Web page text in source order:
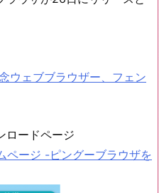
ウェブブラウザー、フェン
ロードページ
ページ -ピングーブラウザを